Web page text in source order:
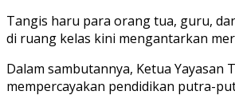
Tangis haru para orang tua, guru,
di ruang kelas kini mengantarkan
Dalam sambutannya, Ketua
mempercayakan pendidikan putra-